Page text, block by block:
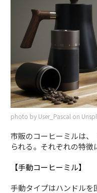
photo by User_Pascal on
市販のコーヒーミルは、
られる。それぞれの特徴
【手動コーヒーミル】
手動タイプはハンドルを